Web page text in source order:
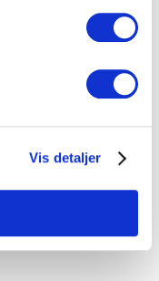
Vis detaljer
Send besked
tilbud